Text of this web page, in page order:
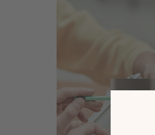
éventuellement poignées, patins et
panneaux perforés intégrés. (Matelas
vigueur, ce meuble respecte les
pour les lits hauts. Le couchage en
Convient sous le lit haut réf. 1A06690
grises dont 2 avec frein à l’avant.
tête de lit (réf. accessoires 1905930).
Télécharger la notice de montage